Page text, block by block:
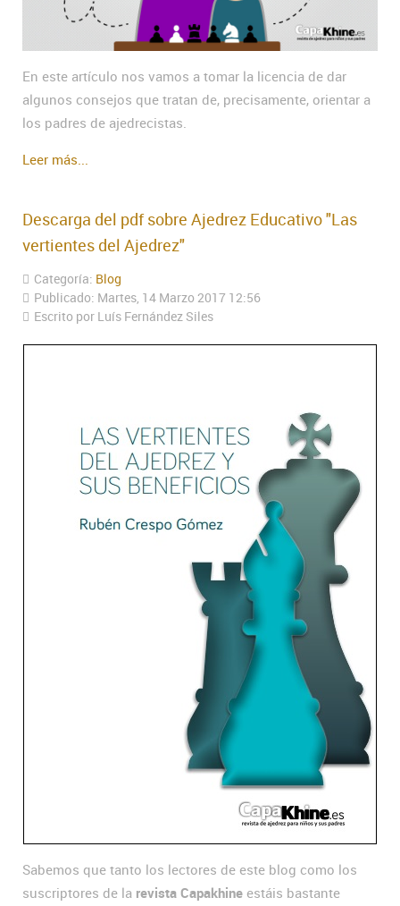
En este artículo nos vamos a tomar la licencia de dar
algunos consejos que tratan de, precisamente, orientar a
los padres de ajedrecistas.
Leer más...
Descarga del pdf sobre Ajedrez Educativo "Las
vertientes del Ajedrez"
Categoría: Blog
Publicado: Martes, 14 Marzo 2017 12:56
Escrito por Luís Fernández Siles
Sabemos que tanto los lectores de este blog como los
suscriptores de la revista Capakhine estáis bastante